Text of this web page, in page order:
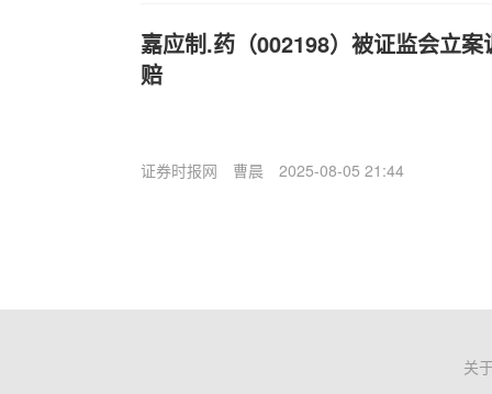
嘉应制.药（002198）被证监会立
赔
证券时报网 曹晨 2025-08-05 21:44
关